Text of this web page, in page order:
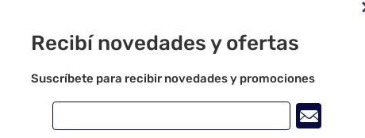
Recibí novedades y ofertas
Suscríbete para recibir novedades y promociones